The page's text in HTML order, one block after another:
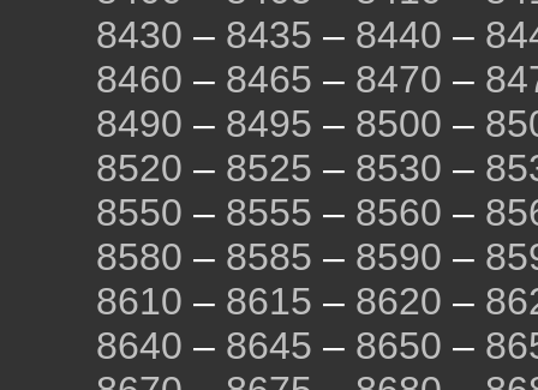
8430 – 8435 – 8440 –
8460 – 8465 – 8470 –
8490 – 8495 – 8500 –
8520 – 8525 – 8530 –
8550 – 8555 – 8560 –
8580 – 8585 – 8590 –
8610 – 8615 – 8620 –
8640 – 8645 – 8650 –